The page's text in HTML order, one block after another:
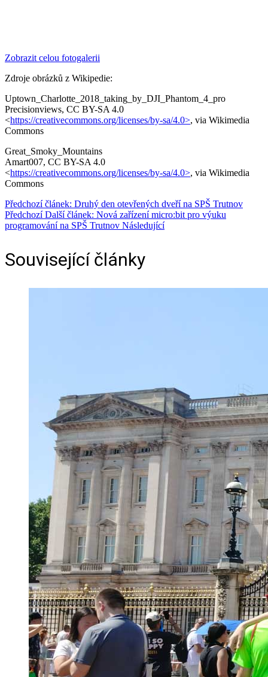
Zobrazit celou fotogalerii
Zdroje obrázků z Wikipedie:
Uptown_Charlotte_2018_taking_by_DJI_Phantom_4_pro
Precisionviews, CC BY-SA 4.0
<https://creativecommons.org/licenses/by-sa/4.0>, via Wikimedia
Commons
Great_Smoky_Mountains
Amart007, CC BY-SA 4.0
<https://creativecommons.org/licenses/by-sa/4.0>, via Wikimedia
Commons
Předchozí článek: Druhý den otevřených dveří na SPŠ Trutnov
Předchozí Další článek: Nová zařízení micro:bit pro výuku
programování na SPŠ Trutnov Následující
Související články